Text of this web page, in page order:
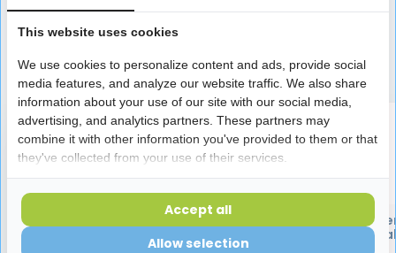
Speciaal aanbevolen voor jou
Vitis Whitening Tandpasta |
Halita
Stuks |
This website uses cookies
We use cookies to personalize content and ads, provide social
media features, and analyze our website traffic. We also share
information about your use of our site with our social media,
advertising, and analytics partners. These partners may
combine it with other information you've provided to them or that
they've collected from your use of their services.
Allow selection
Accept all